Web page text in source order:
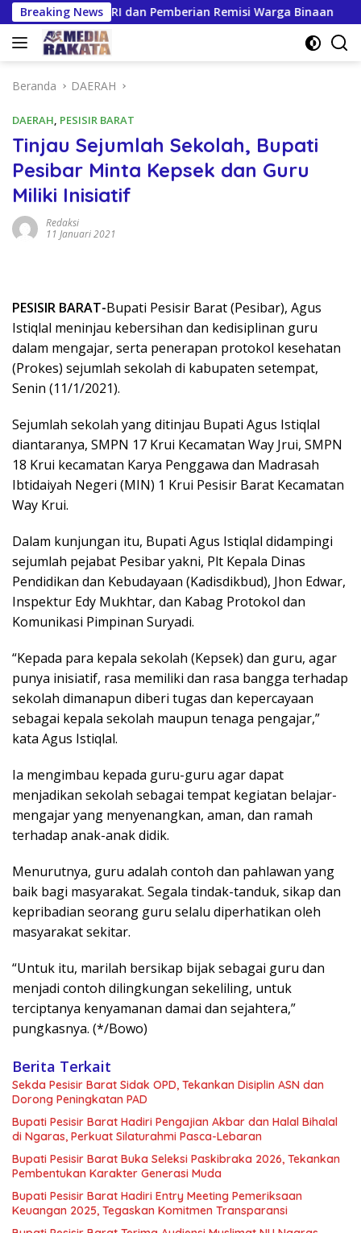
Langsung
ke
konten
Breaking News
Ke-81 RI dan Pemberian Remisi Warga Binaan
Beranda DAERAH
DAERAH, PESISIR BARAT
Tinjau Sejumlah Sekolah, Bupati
Pesibar Minta Kepsek dan Guru
Miliki Inisiatif
Redaksi
11 Januari 2021
PESISIR BARAT-Bupati Pesisir Barat (Pesibar), Agus
Istiqlal meninjau kebersihan dan kedisiplinan guru
dalam mengajar, serta penerapan protokol kesehatan
(Prokes) sejumlah sekolah di kabupaten setempat,
Senin (11/1/2021).
Sejumlah sekolah yang ditinjau Bupati Agus Istiqlal
diantaranya, SMPN 17 Krui Kecamatan Way Jrui, SMPN
18 Krui kecamatan Karya Penggawa dan Madrasah
Ibtidaiyah Negeri (MIN) 1 Krui Pesisir Barat Kecamatan
Way Krui.
Dalam kunjungan itu, Bupati Agus Istiqlal didampingi
sejumlah pejabat Pesibar yakni, Plt Kepala Dinas
Pendidikan dan Kebudayaan (Kadisdikbud), Jhon Edwar,
Inspektur Edy Mukhtar, dan Kabag Protokol dan
Komunikasi Pimpinan Suryadi.
“Kepada para kepala sekolah (Kepsek) dan guru, agar
punya inisiatif, rasa memiliki dan rasa bangga terhadap
sekolah dimanapun diberi tugas dan kepercayaan
sebagai kepala sekolah maupun tenaga pengajar,”
kata Agus Istiqlal.
Ia mengimbau kepada guru-guru agar dapat
menjadikan sekolah sebagai tempat kegiatan belajar-
mengajar yang menyenangkan, aman, dan ramah
terhadap anak-anak didik.
Menurutnya, guru adalah contoh dan pahlawan yang
baik bagi masyarakat. Segala tindak-tanduk, sikap dan
kepribadian seorang guru selalu diperhatikan oleh
masyarakat sekitar.
“Untuk itu, marilah bersikap bijak sebagai guru dan
menjadi contoh dilingkungan sekeliling, untuk
terciptanya kenyamanan damai dan sejahtera,”
pungkasnya. (*/Bowo)
Berita Terkait
Sekda Pesisir Barat Sidak OPD, Tekankan Disiplin ASN dan
Dorong Peningkatan PAD
Bupati Pesisir Barat Hadiri Pengajian Akbar dan Halal Bihalal
di Ngaras, Perkuat Silaturahmi Pasca-Lebaran
Bupati Pesisir Barat Buka Seleksi Paskibraka 2026, Tekankan
Pembentukan Karakter Generasi Muda
Bupati Pesisir Barat Hadiri Entry Meeting Pemeriksaan
Keuangan 2025, Tegaskan Komitmen Transparansi